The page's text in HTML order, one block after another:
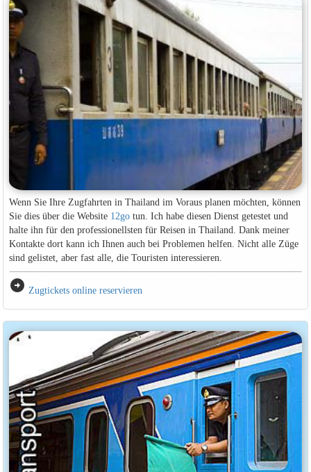
Wenn Sie Ihre Zugfahrten in Thailand im Voraus planen möchten, können
Sie dies über die Website 12gotun. Ich habe diesen Dienst getestet und
halte ihn für den professionellsten für Reisen in Thailand. Dank meiner
Kontakte dort kann ich Ihnen auch bei Problemen helfen. Nicht alle Züge
sind gelistet, aber fast alle, die Touristen interessieren.
arrow_circle_right Zugtickets online reservieren